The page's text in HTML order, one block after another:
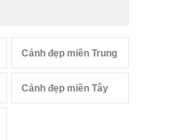
Cảnh đẹp miền Trung
Cảnh đẹp miền Tây